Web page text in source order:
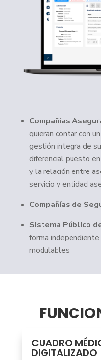
Compañías
quieran contar con
gestión íntegra de
diferencial puesto
y la relación entre
servicio y entidad
Compañías de
Sistema Público
forma
modulables
CUADRO
DIGITALIZADO